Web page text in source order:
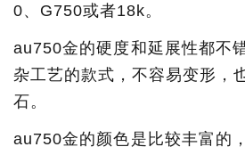
0、G750或者18k。
au750金的硬度和延展性都不
杂工艺的款式，不容易变形，
石。
au750金的颜色是比较丰富的